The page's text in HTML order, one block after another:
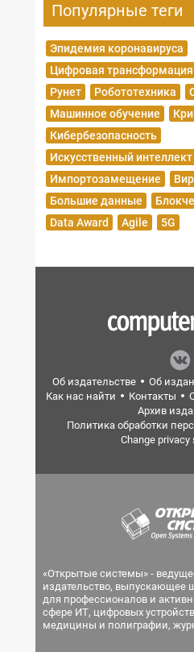
Популярные теги
Эпидемия коронавируса
Цифровая трансформация
Рунет
Робототехника
Машинное обучение
Кибербезопасность
Искусственный интеллект
Импортозамещение
Большие данные
Data Award
Agile 5G
Об издательстве Об
Как нас найти
Контакты
Архив
Политика обработки
Change privacy
«Открытые системы» -
издательство, выпускающее
для профессионалов и
сфере ИТ, цифровых
медицины и полиграфии,